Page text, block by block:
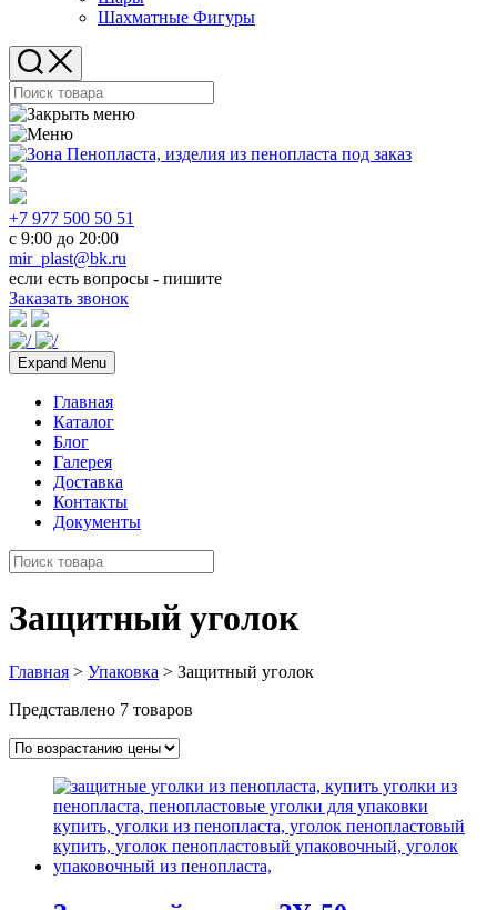
Шахматные Фигуры
+7 977 500 50 51
с 9:00 до 20:00
mir_plast@bk.ru
если есть вопросы - пишите
Заказать звонок
Expand Menu
Главная
Каталог
Блог
Галерея
Доставка
Контакты
Документы
Защитный уголок
Главная > Упаковка > Защитный уголок
Представлено 7 товаров